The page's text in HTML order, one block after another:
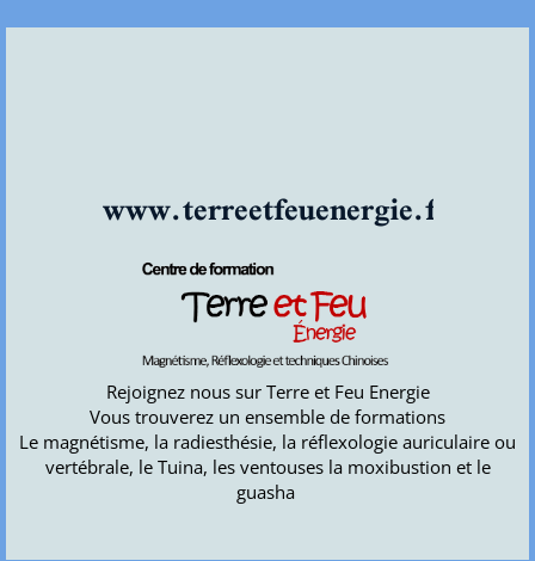
www.terreetfeuenergie.fr
Rejoignez nous sur Terre et Feu Energie
Vous trouverez un ensemble de formations
Le magnétisme, la radiesthésie, la réflexologie auriculaire ou
vertébrale, le Tuina, les ventouses la moxibustion et le
guasha